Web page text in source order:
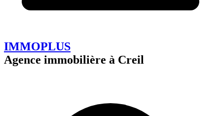
IMMOPLUS
Agence immobilière à Creil